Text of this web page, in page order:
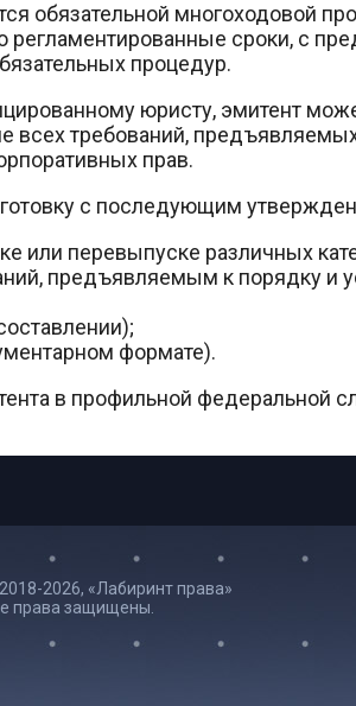
обязательной многоходовой
сроки, с
процедур.
юристу, эмитент
требований, предъявляемых
прав.
с последующим
или перевыпуске различных
предъявляемым к порядку и
формате).
в профильной
2026, «Лабиринт права»
права защищены.